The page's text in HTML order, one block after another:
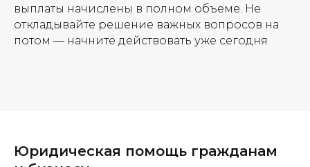
выплаты начислены в полном объеме. Не
откладывайте решение важных вопросов на
потом — начните действовать уже сегодня
Юридическая помощь гражданам